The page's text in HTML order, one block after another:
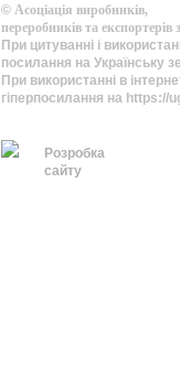
© Асоціація виробників,
переробників та експортерів
При цитуванні і
посилання на Українську
При використанні в
гіперпосилання на https://
Розробка
сайту